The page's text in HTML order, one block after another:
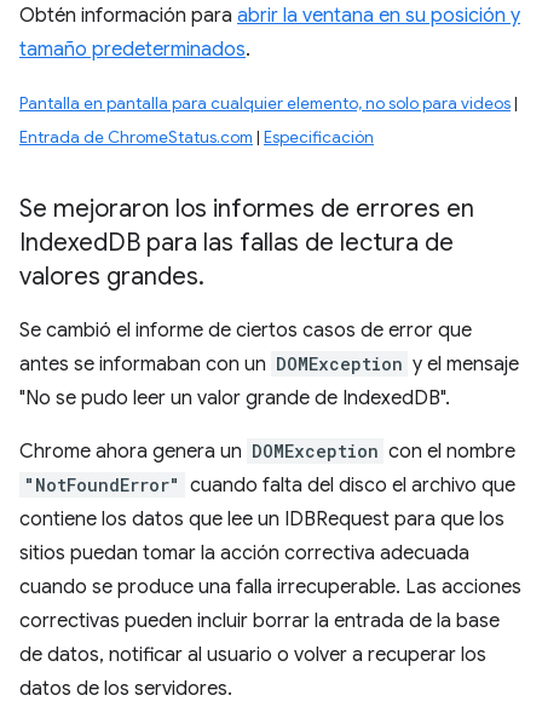
Obtén información para abrir la ventana en su posición y
tamaño predeterminados.
Pantalla en pantalla para cualquier elemento, no solo para videos|
Entrada de ChromeStatus.com | Especificación
Se mejoraron los informes de errores en
IndexedDB para las fallas de lectura de
valores grandes.
Se cambió el informe de ciertos casos de error que
antes se informaban con un DOMException y el mensaje
"No se pudo leer un valor grande de IndexedDB".
Chrome ahora genera un DOMException con el nombre
"NotFoundError" cuando falta del disco el archivo que
contiene los datos que lee un IDBRequest para que los
sitios puedan tomar la acción correctiva adecuada
cuando se produce una falla irrecuperable. Las acciones
correctivas pueden incluir borrar la entrada de la base
de datos, notificar al usuario o volver a recuperar los
datos de los servidores.